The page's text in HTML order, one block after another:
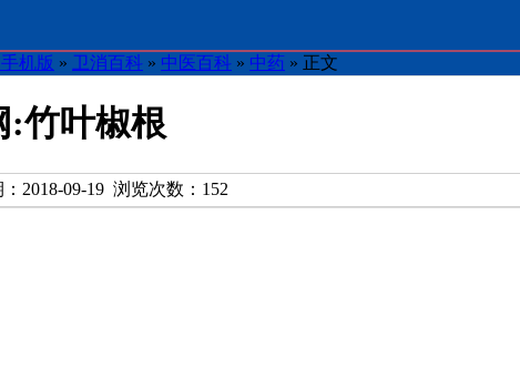
机版 » 卫消百科 » 中医百科 » 中药 » 正文
:竹叶椒根
2018-09-19 浏览次数： 152